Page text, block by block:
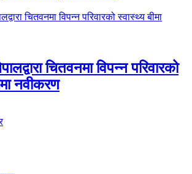
चितवनमा विपन्न परिवारको
नवीकरण